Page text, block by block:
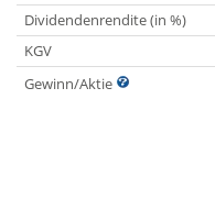
Dividendenrendite (in %)
KGV
Gewinn/Aktie